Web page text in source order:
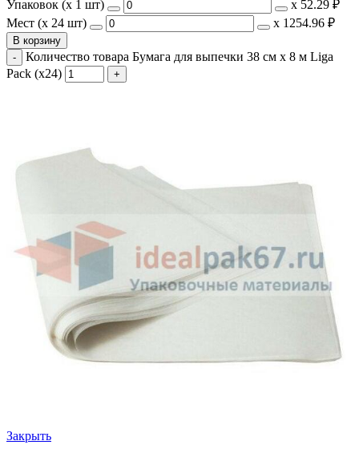
Упаковок (x 1 шт) х 52.29 ₽
Мест (x 24 шт)
х 1254.96 ₽
В корзину
Количество товара Бумага для выпечки 38 см х 8 м Liga
Pack (х24)
Закрыть